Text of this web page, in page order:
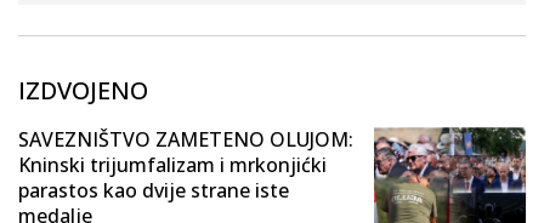
IZDVOJENO
SAVEZNIŠTVO ZAMETENO OLUJOM:
Kninski trijumfalizam i mrkonjićki
parastos kao dvije strane iste
medalje